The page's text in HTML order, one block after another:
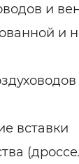
и
и
вставки